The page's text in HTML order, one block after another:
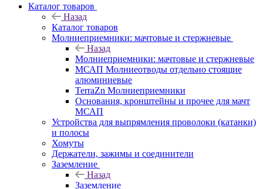
Каталог товаров
Назад
Каталог товаров
Молниеприемники: мачтовые и стержневые
Назад
Молниеприемники: мачтовые и стержневые
МСАП Молниеотводы отдельно стоящие
алюминиевые
TerraZn Молниеприемники
Основания, кронштейны и прочее для мачт
МСАП
Устройства для выпрямления проволоки (катанки)
и полосы
Хомуты
Держатели, зажимы и соединители
Заземление
Назад
Заземление